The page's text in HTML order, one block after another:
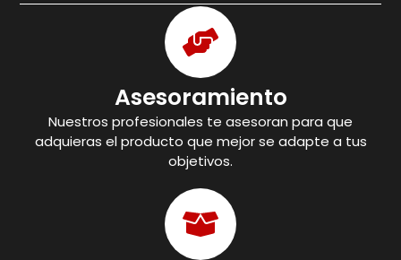
Asesoramiento
Nuestros profesionales te asesoran para que
adquieras el producto que mejor se adapte a tus
objetivos.